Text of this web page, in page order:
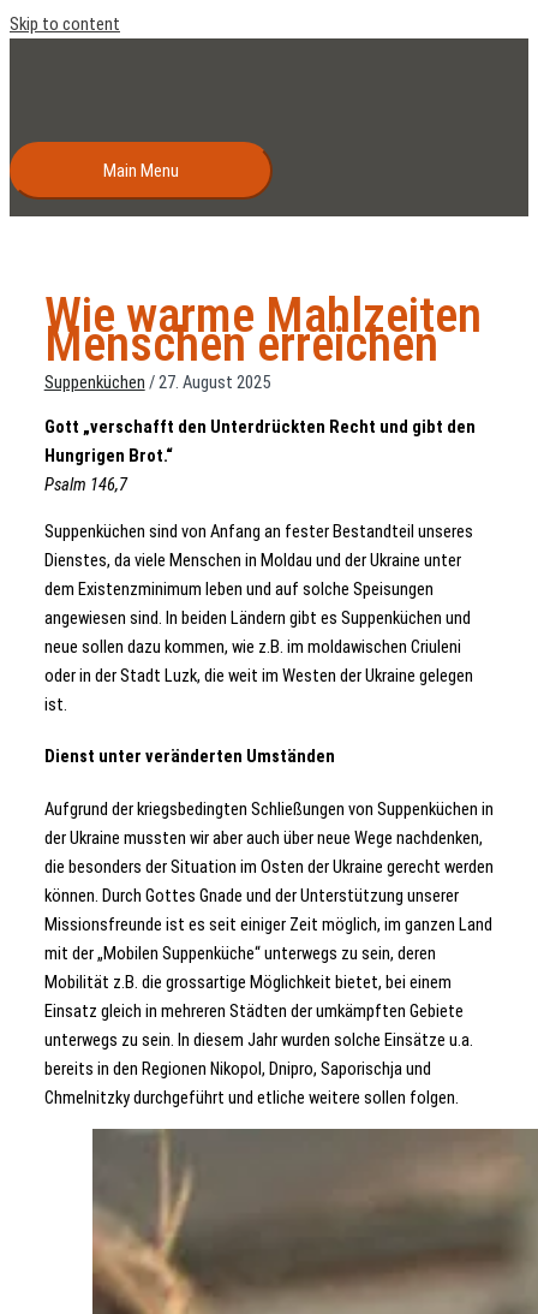
Skip to content
Main Menu
Wie warme Mahlzeiten
Menschen erreichen
Suppenküchen /27. August 2025
Gott „verschafft den Unterdrückten Recht und gibt den
Hungrigen Brot.“
Psalm 146,7
Suppenküchen sind von Anfang an fester Bestandteil unseres
Dienstes, da viele Menschen in Moldau und der Ukraine unter
dem Existenzminimum leben und auf solche Speisungen
angewiesen sind. In beiden Ländern gibt es Suppenküchen und
neue sollen dazu kommen, wie z.B. im moldawischen Criuleni
oder in der Stadt Luzk, die weit im Westen der Ukraine gelegen
ist.
Dienst unter veränderten Umständen
Aufgrund der kriegsbedingten Schließungen von Suppenküchen in
der Ukraine mussten wir aber auch über neue Wege nachdenken,
die besonders der Situation im Osten der Ukraine gerecht werden
können. Durch Gottes Gnade und der Unterstützung unserer
Missionsfreunde ist es seit einiger Zeit möglich, im ganzen Land
mit der „Mobilen Suppenküche“ unterwegs zu sein, deren
Mobilität z.B. die grossartige Möglichkeit bietet, bei einem
Einsatz gleich in mehreren Städten der umkämpften Gebiete
unterwegs zu sein. In diesem Jahr wurden solche Einsätze u.a.
bereits in den Regionen Nikopol, Dnipro, Saporischja und
Chmelnitzky durchgeführt und etliche weitere sollen folgen.